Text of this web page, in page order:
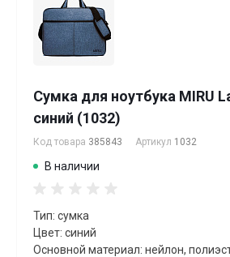
Сумка для ноутбука MIRU
синий (1032)
Код товара 385843 Артикул 1032
В наличии
Тип: сумка
Цвет: синий
Основной материал: нейлон,